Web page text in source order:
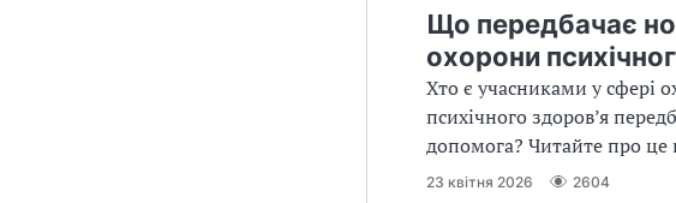
Що передбачає
охорони
Хто є учасниками у сфері
психічного здоров’я
допомога? Читайте про це
23 квітня 2026 2604